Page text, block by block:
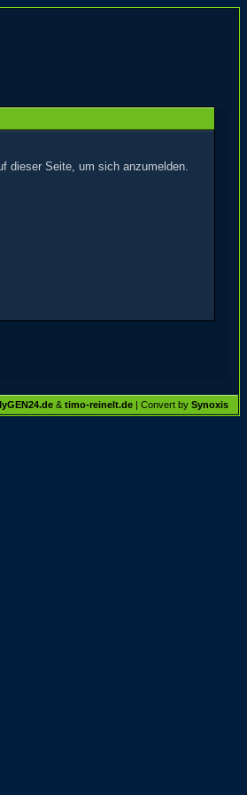
dieser Seite, um sich anzumelden.
& timo-reinelt.de | Convert by Synoxis